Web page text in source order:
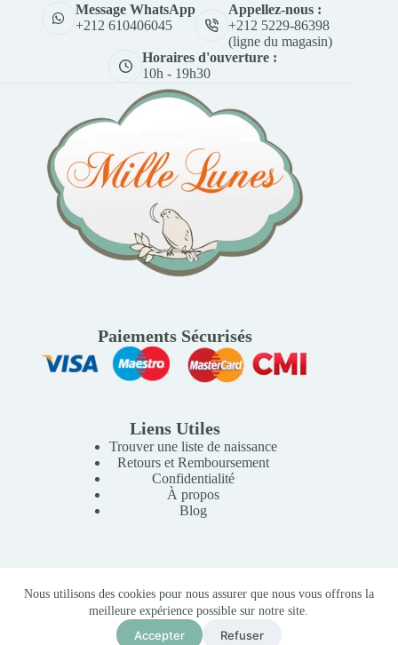
Nous utilisons des cookies pour nous assurer que nous vous offrons la
meilleure expérience possible sur notre site.
Accepter Refuser
Message WhatsApp
+212 610406045
Appellez-nous :
+212 5229-86398
(ligne du magasin)
Horaires d'ouverture :
10h - 19h30
Paiements Sécurisés
Liens Utiles
Trouver une liste de naissance
Retours et Remboursement
Confidentialité
À propos
Blog
Copyright © 2026 Mille Lunes - Création du site :
Baptiste
-Conditions Générales de Vente